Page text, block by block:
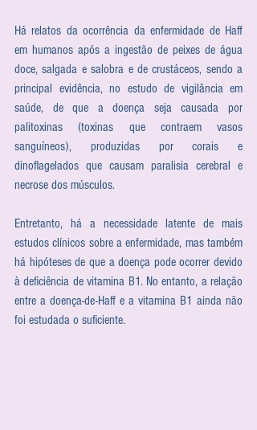
Há relatos da ocorrência da enfermidade de Haff
em humanos após a ingestão de peixes de água
doce, salgada e salobra e de crustáceos, sendo a
principal evidência, no estudo de vigilância em
saúde, de que a doença seja causada por
palitoxinas (toxinas que contraem vasos
sanguíneos), produzidas por corais e
dinoflagelados que causam paralisia cerebral e
necrose dos músculos.
Entretanto, há a necessidade latente de mais
estudos clínicos sobre a enfermidade, mas também
há hipóteses de que a doença pode ocorrer devido
à deficiência de vitamina B1. No entanto, a relação
entre a doença-de-Haff e a vitamina B1 ainda não
foi estudada o suficiente.